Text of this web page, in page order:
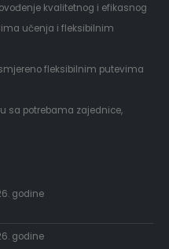
kvalitetnog i efikasnog
učenja i fleksibilnim
fleksibilnim putevima
sa potrebama zajednice,
godine
godine